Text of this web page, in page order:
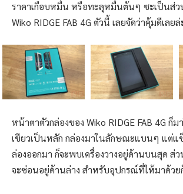
ราคาเกือบหมื่น หรือทะลุหมื่นต้นๆ ซะเป็นส่ว
Wiko RIDGE FAB 4G ตัวนี้ เลยจัดว่าคุ้มดีเลยล่
หน้าตาตัวกล่องของ Wiko RIDGE FAB 4G ก็
เขียวเป็นหลัก กล่องมาในลักษณะแบนๆ แต่แ
ล่องออกมา ก็จะพบเครื่องวางอยู่ด้านบนสุด ส่
จะซ่อนอยู่ด้านล่าง สำหรับอุปกรณ์ที่ให้มาด้วย